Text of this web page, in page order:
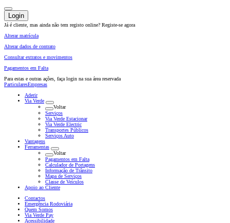
Login
Já é cliente, mas ainda não tem registo online? Registe-se agora
Alterar matrícula
Alterar dados de contrato
Consultar extratos e movimentos
Pagamentos em Falta
Para estas e outras ações, faça login na sua área reservada
ParticularesEmpresas
Aderir
Via Verde
Voltar
Serviços
Via Verde Estacionar
Via Verde Electric
Transportes Públicos
Serviços Auto
Vantagens
Ferramentas
Voltar
Pagamentos em Falta
Calculador de Portagens
Informação de Trânsito
Mapa de Serviços
Classe de Veículos
Apoio ao Cliente
Contactos
Emergência Rodoviária
Quem Somos
Via Verde Pay
Acessibilidade